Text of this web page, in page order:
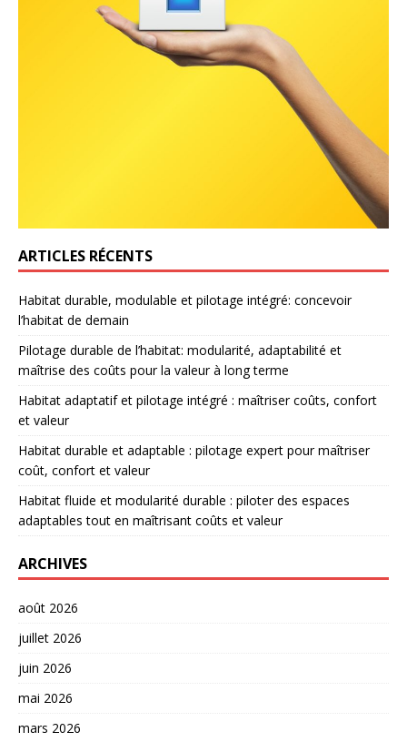
ARTICLES RÉCENTS
Habitat durable, modulable et pilotage intégré: concevoir
l’habitat de demain
Pilotage durable de l’habitat: modularité, adaptabilité et
maîtrise des coûts pour la valeur à long terme
Habitat adaptatif et pilotage intégré : maîtriser coûts, confort
et valeur
Habitat durable et adaptable : pilotage expert pour maîtriser
coût, confort et valeur
Habitat fluide et modularité durable : piloter des espaces
adaptables tout en maîtrisant coûts et valeur
ARCHIVES
août 2026
juillet 2026
juin 2026
mai 2026
mars 2026